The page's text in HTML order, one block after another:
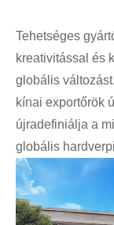
Tehetséges
kreativitással és
globális
kínai exportőrök
újradefiniálja a
globális